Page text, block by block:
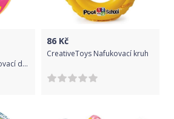
Intex 56256NP Kruh plovací donut
86 Kč
CreativeToys Nafukovací kruh